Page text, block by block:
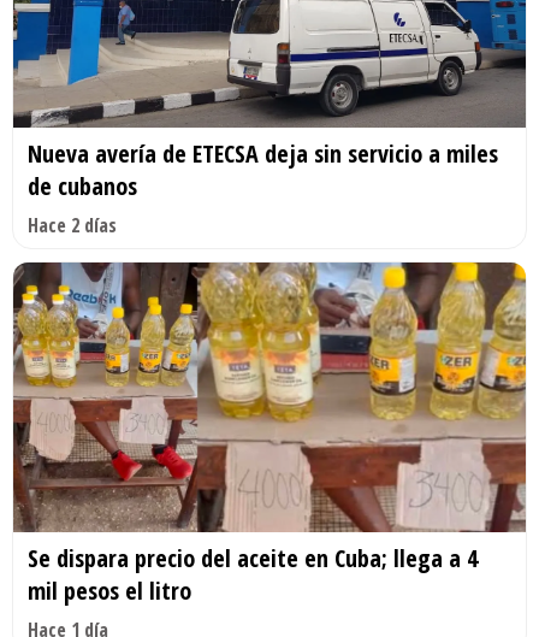
Nueva avería de ETECSA deja sin servicio a miles
de cubanos
Hace 2 días
Se dispara precio del aceite en Cuba; llega a 4
mil pesos el litro
Hace 1 día